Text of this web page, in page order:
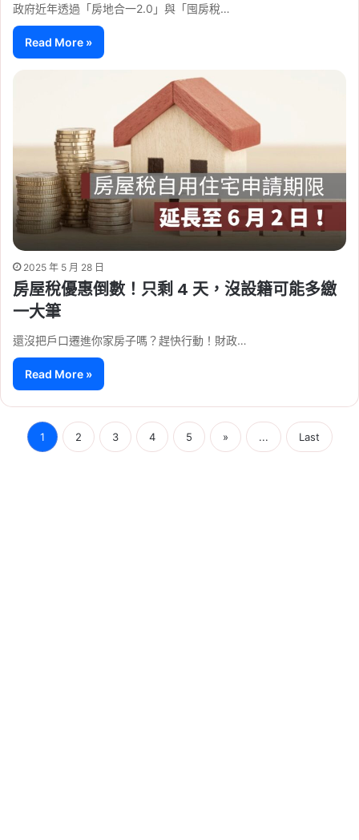
政府近年透過「房地合一2.0」與「囤房稅…
Read More »
2025 年 5 月 28 日
房屋稅優惠倒數！只剩 4 天，沒設籍可能多繳
一大筆
還沒把戶口遷進你家房子嗎？趕快行動！財政…
Read More »
1 2 3 4 5 » ... Last